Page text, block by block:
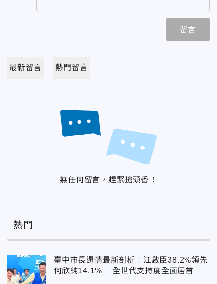
留言
最新留言 熱門留言
無任何留言，趕緊搶頭香！
熱門
臺中市長選情最新剖析：江啟臣38.2%領先
何欣純14.1% 全世代支持度全面居首